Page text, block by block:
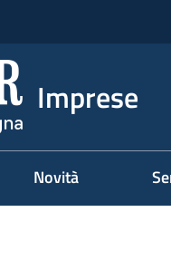
Imprese
Novità